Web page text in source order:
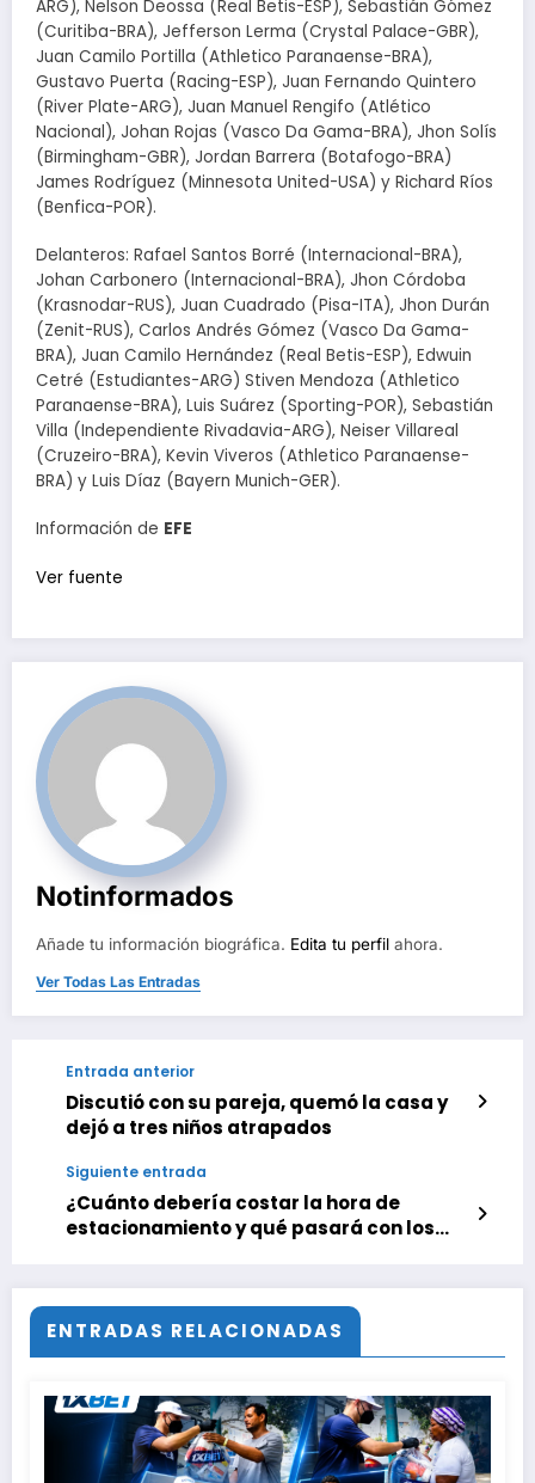
ARG), Nelson Deossa (Real Betis-ESP), Sebastián Gómez
(Curitiba-BRA), Jefferson Lerma (Crystal Palace-GBR),
Juan Camilo Portilla (Athletico Paranaense-BRA),
Gustavo Puerta (Racing-ESP), Juan Fernando Quintero
(River Plate-ARG), Juan Manuel Rengifo (Atlético
Nacional), Johan Rojas (Vasco Da Gama-BRA), Jhon Solís
(Birmingham-GBR), Jordan Barrera (Botafogo-BRA)
James Rodríguez (Minnesota United-USA) y Richard Ríos
(Benfica-POR).
Delanteros: Rafael Santos Borré (Internacional-BRA),
Johan Carbonero (Internacional-BRA), Jhon Córdoba
(Krasnodar-RUS), Juan Cuadrado (Pisa-ITA), Jhon Durán
(Zenit-RUS), Carlos Andrés Gómez (Vasco Da Gama-
BRA), Juan Camilo Hernández (Real Betis-ESP), Edwuin
Cetré (Estudiantes-ARG) Stiven Mendoza (Athletico
Paranaense-BRA), Luis Suárez (Sporting-POR), Sebastián
Villa (Independiente Rivadavia-ARG), Neiser Villareal
(Cruzeiro-BRA), Kevin Viveros (Athletico Paranaense-
BRA) y Luis Díaz (Bayern Munich-GER).
Información de EFE
Ver fuente
Notinformados
Añade tu información biográfica. Edita tu perfil ahora.
Ver Todas Las Entradas
Entrada anterior
Discutió con su pareja, quemó la casa y
dejó a tres niños atrapados
Siguiente entrada
¿Cuánto debería costar la hora de
estacionamiento y qué pasará con los
ENTRADAS RELACIONADAS